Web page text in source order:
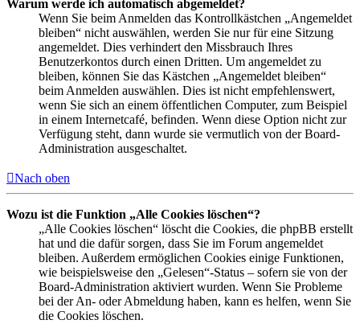
Warum werde ich automatisch abgemeldet?
Wenn Sie beim Anmelden das Kontrollkästchen „Angemeldet
bleiben“ nicht auswählen, werden Sie nur für eine Sitzung
angemeldet. Dies verhindert den Missbrauch Ihres
Benutzerkontos durch einen Dritten. Um angemeldet zu
bleiben, können Sie das Kästchen „Angemeldet bleiben“
beim Anmelden auswählen. Dies ist nicht empfehlenswert,
wenn Sie sich an einem öffentlichen Computer, zum Beispiel
in einem Internetcafé, befinden. Wenn diese Option nicht zur
Verfügung steht, dann wurde sie vermutlich von der Board-
Administration ausgeschaltet.
Nach oben
Wozu ist die Funktion „Alle Cookies löschen“?
„Alle Cookies löschen“ löscht die Cookies, die phpBB erstellt
hat und die dafür sorgen, dass Sie im Forum angemeldet
bleiben. Außerdem ermöglichen Cookies einige Funktionen,
wie beispielsweise den „Gelesen“-Status – sofern sie von der
Board-Administration aktiviert wurden. Wenn Sie Probleme
bei der An- oder Abmeldung haben, kann es helfen, wenn Sie
die Cookies löschen.